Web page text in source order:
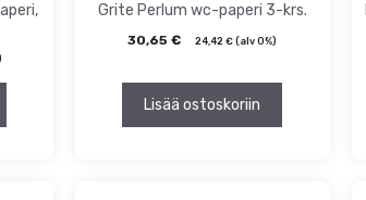
Grite Perlum wc-paperi 3-krs.
30,65€ 24,42€ (alv 0%)
Lisää ostoskoriin